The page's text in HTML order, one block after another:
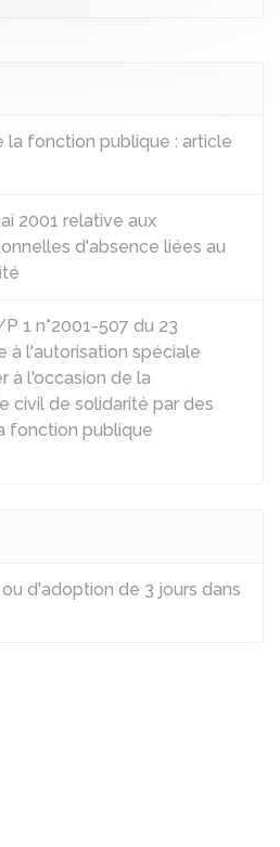
la fonction publique : article
2001 relative aux
d'absence liées au
1 n°2001-507 du 23
à l'autorisation spéciale
à l'occasion de la
civil de solidarité par des
fonction publique
d'adoption de 3 jours dans